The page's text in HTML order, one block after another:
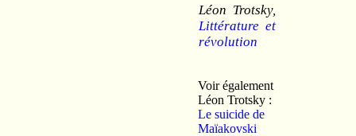
Léon Trotsky,
Littérature et
révolution
Voir également
Léon Trotsky :
Le suicide de
Maïakovski